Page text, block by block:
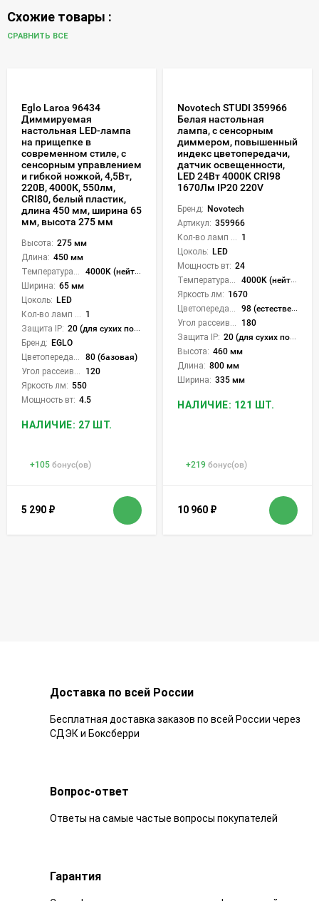
Схожие товары :
СРАВНИТЬ ВСЕ
Eglo Laroa 96434
Диммируемая
настольная LED-лампа
на прищепке в
современном стиле, с
сенсорным управлением
и гибкой ножкой, 4,5Вт,
220В, 4000К, 550лм,
CRI80, белый пластик,
длина 450 мм, ширина 65
мм, высота 275 мм
Высота: 275 мм
Длина: 450 мм
4000K (нейтральный)
Ширина: 65 мм
Цоколь: LED
1
Защита IP: 20 (для сухих пом.)
Бренд: EGLO
80 (базовая)
120
Яркость лм: 550
Мощность вт: 4.5
НАЛИЧИЕ: 27 ШТ.
+105 бонус(ов)
5 290 ₽
Novotech STUDI 359966
Белая настольная
лампа, с сенсорным
диммером, повышенный
индекс цветопередачи,
датчик освещенности,
LED 24Вт 4000K CRI98
1670Лм IP20 220V
Бренд: Novotech
Артикул: 359966
1
Цоколь: LED
Мощность вт: 24
4000K (нейтральный)
Яркость лм: 1670
98 (естественная)
180
Защита IP: 20 (для сухих пом.)
Высота: 460 мм
Длина: 800 мм
Ширина: 335 мм
НАЛИЧИЕ: 121 ШТ.
+219 бонус(ов)
10 960 ₽
Доставка по всей России
Бесплатная доставка заказов по всей России через
СДЭК и Боксберри
Вопрос-ответ
Ответы на самые частые вопросы покупателей
Гарантия